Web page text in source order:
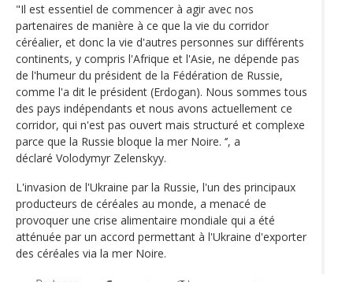
"Il est essentiel de commencer à agir avec nos
partenaires de manière à ce que la vie du corridor
céréalier, et donc la vie d'autres personnes sur différents
continents, y compris l'Afrique et l'Asie, ne dépende pas
de l'humeur du président de la Fédération de Russie,
comme l'a dit le président (Erdogan). Nous sommes tous
des pays indépendants et nous avons actuellement ce
corridor, qui n'est pas ouvert mais structuré et complexe
parce que la Russie bloque la mer Noire. ‘’, a
déclaré Volodymyr Zelenskyy.
L'invasion de l'Ukraine par la Russie, l'un des principaux
producteurs de céréales au monde, a menacé de
provoquer une crise alimentaire mondiale qui a été
atténuée par un accord permettant à l'Ukraine d'exporter
des céréales via la mer Noire.